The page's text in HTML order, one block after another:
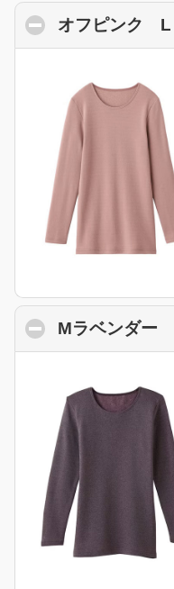
オフピンク
Mラベンダ